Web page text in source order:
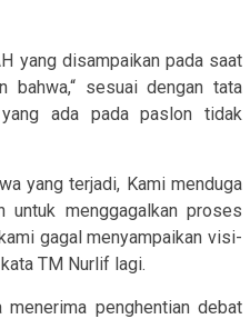
yang disampaikan pada saat
bahwa,“ sesuai dengan tata
ada pada paslon tidak
yang terjadi, Kami menduga
untuk menggagalkan proses
gagal menyampaikan visi-
TM Nurlif lagi.
penghentian debat